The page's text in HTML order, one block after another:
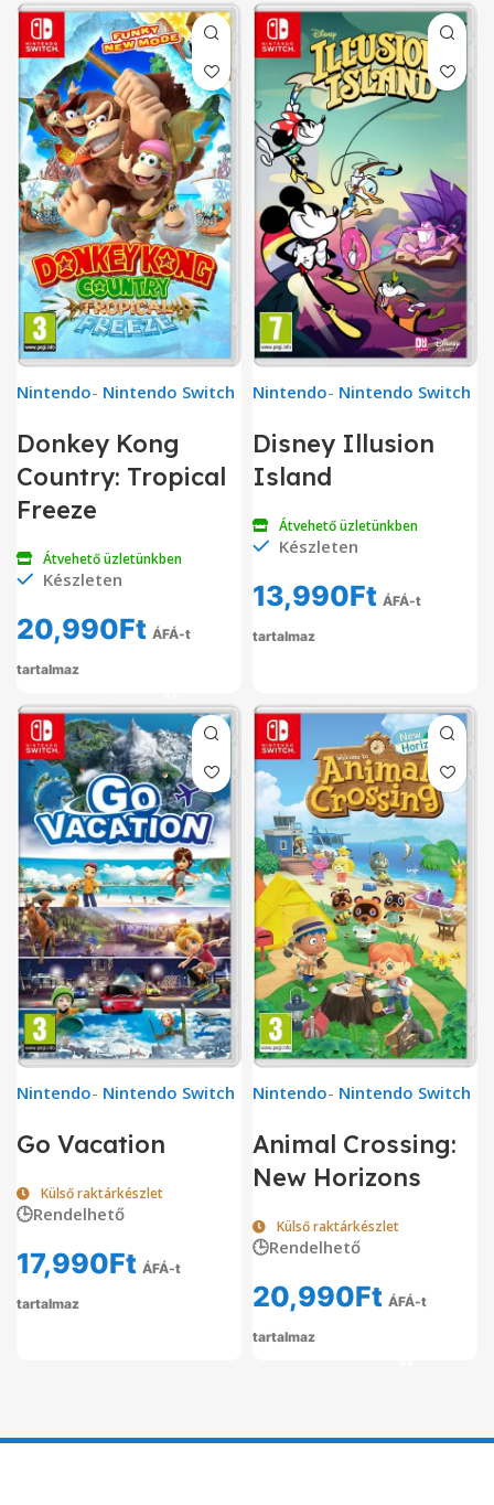
Nintendo- Nintendo Switch
Donkey Kong
Country: Tropical
Freeze
Átvehető üzletünkben
Készleten
20,990Ft ÁFÁ-t
tartalmaz
Nintendo- Nintendo Switch
Disney Illusion
Island
Átvehető üzletünkben
Készleten
13,990Ft ÁFÁ-t
tartalmaz
Nintendo- Nintendo Switch
Go Vacation
Külső raktárkészlet
🕒Rendelhető
17,990Ft ÁFÁ-t
tartalmaz
Nintendo- Nintendo Switch
Animal Crossing:
New Horizons
Külső raktárkészlet
🕒Rendelhető
20,990Ft ÁFÁ-t
tartalmaz